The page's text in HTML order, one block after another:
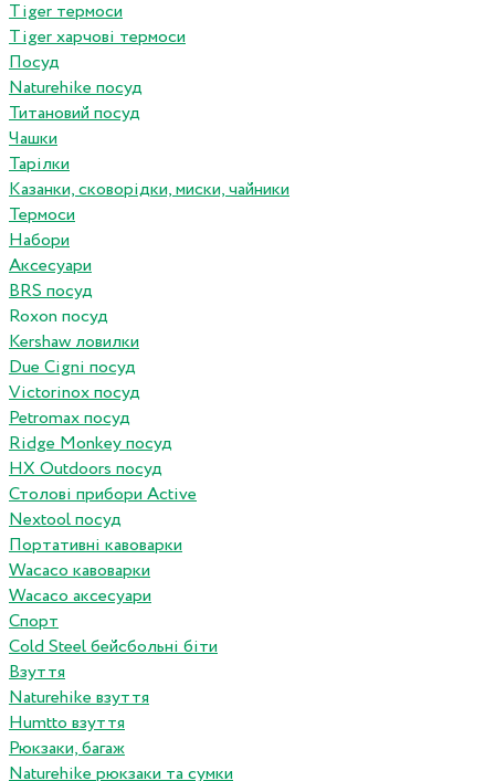
Tiger термоси
Tiger харчові термоси
Посуд
Naturehike посуд
Титановий посуд
Чашки
Тарілки
Казанки, сковорідки, миски, чайники
Термоси
Набори
Аксесуари
BRS посуд
Roxon посуд
Kershaw ловилки
Due Cigni посуд
Victorinox посуд
Petromax посуд
Ridge Monkey посуд
HX Outdoors посуд
Столові прибори Active
Nextool посуд
Портативні кавоварки
Wacaco кавоварки
Wacaco аксесуари
Спорт
Cold Steel бейсбольні біти
Взуття
Naturehike взуття
Humtto взуття
Рюкзаки, багаж
Naturehike рюкзаки та сумки